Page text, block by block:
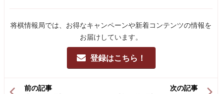
将棋情報局では、お得なキャンペーンや新着コンテンツの情報を
お届けしています。
登録はこちら！
次の記事
前の記事